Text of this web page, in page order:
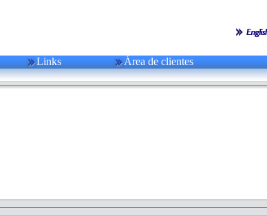
Links Área de clientes